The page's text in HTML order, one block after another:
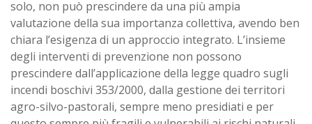
solo, non può prescindere da una più ampia
valutazione della sua importanza collettiva, avendo ben
chiara l’esigenza di un approccio integrato. L’insieme
degli interventi di prevenzione non possono
prescindere dall’applicazione della legge quadro sugli
incendi boschivi 353/2000, dalla gestione dei territori
agro-silvo-pastorali, sempre meno presidiati e per